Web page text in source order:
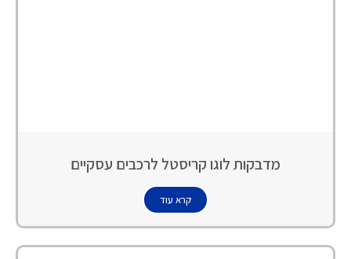
מדבקות לוגו קריסטל לרכבים עסקיים
קרא עוד